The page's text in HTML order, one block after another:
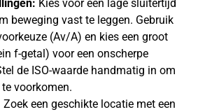
Kies voor een lage sluitertijd
beweging vast te leggen. Gebruik
(Av/A) en kies een groot
f-getal) voor een onscherpe
de ISO-waarde handmatig in om
voorkomen.
Zoek een geschikte locatie met een